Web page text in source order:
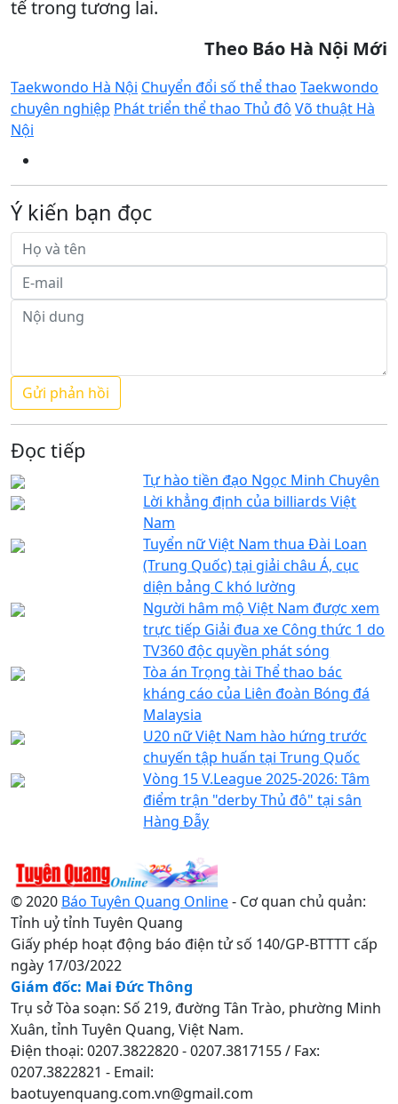
tế trong tương lai.
Theo Báo Hà Nội Mới
Taekwondo Hà Nội Chuyển đổi số thể thao Taekwondo
chuyên nghiệp Phát triển thể thao Thủ đô Võ thuật Hà
Nội
Ý kiến bạn đọc
Đọc tiếp
Tự hào tiền đạo Ngọc Minh Chuyên
Lời khẳng định của billiards Việt
Nam
Tuyển nữ Việt Nam thua Đài Loan
(Trung Quốc) tại giải châu Á, cục
diện bảng C khó lường
Người hâm mộ Việt Nam được xem
trực tiếp Giải đua xe Công thức 1 do
TV360 độc quyền phát sóng
Tòa án Trọng tài Thể thao bác
kháng cáo của Liên đoàn Bóng đá
Malaysia
U20 nữ Việt Nam hào hứng trước
chuyến tập huấn tại Trung Quốc
Vòng 15 V.League 2025-2026: Tâm
điểm trận "derby Thủ đô" tại sân
Hàng Đẫy
© 2020 Báo Tuyên Quang Online- Cơ quan chủ quản:
Tỉnh uỷ tỉnh Tuyên Quang
Giấy phép hoạt động báo điện tử số 140/GP-BTTTT cấp
ngày 17/03/2022
Giám đốc: Mai Đức Thông
Trụ sở Tòa soạn: Số 219, đường Tân Trào, phường Minh
Xuân, tỉnh Tuyên Quang, Việt Nam.
Điện thoại: 0207.3822820 - 0207.3817155 / Fax:
0207.3822821 - Email:
baotuyenquang.com.vn@gmail.com